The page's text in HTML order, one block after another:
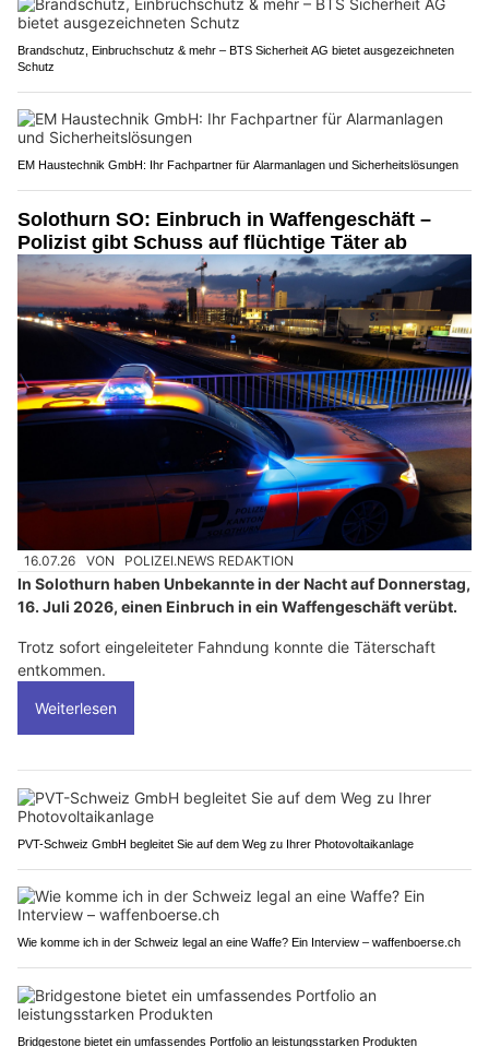
Brandschutz, Einbruchschutz & mehr – BTS Sicherheit AG bietet ausgezeichneten
Schutz
EM Haustechnik GmbH: Ihr Fachpartner für Alarmanlagen und Sicherheitslösungen
Solothurn SO: Einbruch in Waffengeschäft –
Polizist gibt Schuss auf flüchtige Täter ab
16.07.26 VON POLIZEI.NEWS REDAKTION
In Solothurn haben Unbekannte in der Nacht auf Donnerstag,
16. Juli 2026, einen Einbruch in ein Waffengeschäft verübt.
Trotz sofort eingeleiteter Fahndung konnte die Täterschaft
entkommen.
Weiterlesen
PVT-Schweiz GmbH begleitet Sie auf dem Weg zu Ihrer Photovoltaikanlage
Wie komme ich in der Schweiz legal an eine Waffe? Ein Interview – waffenboerse.ch
Bridgestone bietet ein umfassendes Portfolio an leistungsstarken Produkten